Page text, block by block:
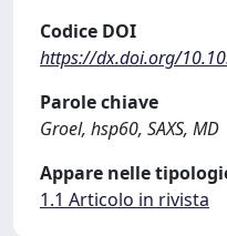
Codice DOI
https://dx.doi.org/
Parole chiave
Groel, hsp60, SAXS, MD
Appare nelle
1.1 Articolo in rivista